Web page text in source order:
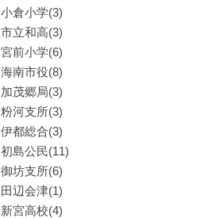
小倉小学(3)
市立和高(3)
宮前小学(6)
海南市役(8)
加茂郷局(3)
粉河支所(3)
伊都総合(3)
初島公民(11)
御坊支所(6)
田辺会津(1)
新宮高校(4)